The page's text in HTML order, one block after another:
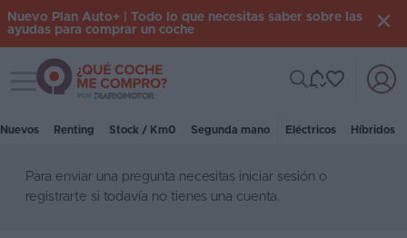
Iniciar
Inicio
Nuevo Plan Auto+ | Todo lo que necesitas saber sobre las
ayudas para comprar un coche
Toggle navigation
Nuevos Renting Stock / Km0 Segunda mano Eléctricos Híbridos
Para enviar una pregunta necesitas iniciar sesión o
registrarte si todavía no tienes una cuenta.